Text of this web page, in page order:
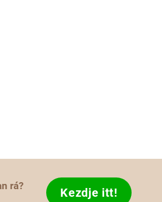
rá? Kezdje itt!